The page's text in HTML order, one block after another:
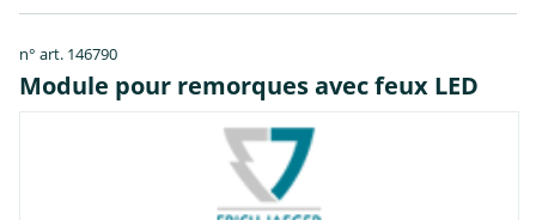
n° art. 146790
Module pour remorques avec feux LED